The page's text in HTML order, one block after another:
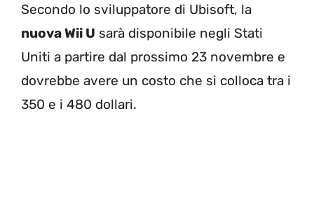
Secondo lo sviluppatore di Ubisoft, la
nuova Wii U sarà disponibile negli Stati
Uniti a partire dal prossimo 23 novembre e
dovrebbe avere un costo che si colloca tra i
350 e i 480 dollari.